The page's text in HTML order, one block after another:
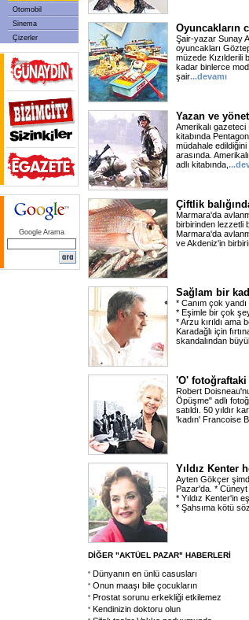
Otomobil
Sinema
Çizerler
Google Arama
Oyuncakların
Şair-yazar Sunay
oyuncakları
müzede
kadar binlerce
şair...devamı
Yazan ve
Amerikalı
kitabında
müdahale
arasında.
adlı kitabında,
Çiftlik
Marmara'da
birbirinden lezzetli
Marmara'da
ve Akdeniz'in
Sağlam bir
* Canım çok
* Eşimle bir çok
* Arzu kırıldı
Karadağlı için
skandalından
'O' fotoğraftaki
Robert
Öpüşme" adlı
satıldı. 50 yıldır
'kadın' Francoise
Yıldız Kenter
Ayten Gökçer
Pazar'da. *
* Yıldız Kenter'in
* Şahsıma kötü
DİĞER "AKTÜEL PAZAR" HABERLERİ
Dünyanın en ünlü casusları
Onun maaşı bile çocukların
Prostat sorunu erkekliği etkilemez
Kendinizin doktoru olun